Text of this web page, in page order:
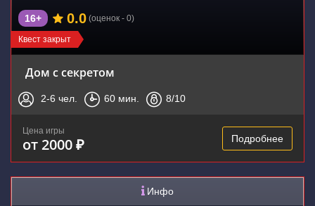
Квест закрыт
16+ 0.0 (оценок - 0)
Дом с секретом
2-6 чел. 60 мин. 8/10
Цена игры
от 2000 ₽ Подробнее
Инфо